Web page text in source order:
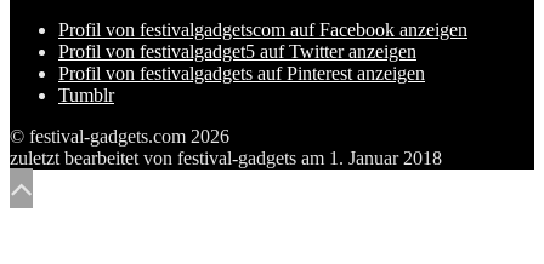
Profil von festivalgadgetscom auf Facebook anzeigen
Profil von festivalgadget5 auf Twitter anzeigen
Profil von festivalgadgets auf Pinterest anzeigen
Tumblr
© festival-gadgets.com 2026
zuletzt bearbeitet von festival-gadgets am 1. Januar 2018